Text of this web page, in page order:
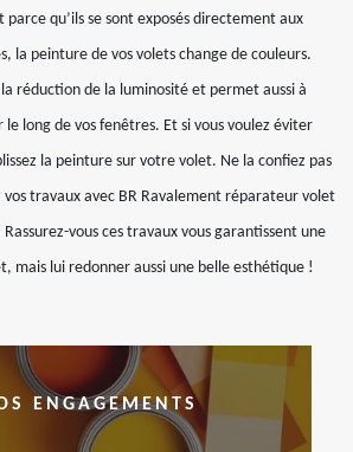
qu’ils se sont exposés directement aux
la peinture de vos volets change de couleurs.
réduction de la luminosité et permet aussi à
le long de vos fenêtres. Et si vous voulez éviter
la peinture sur votre volet. Ne la confiez pas
travaux avec BR Ravalement réparateur volet
vous ces travaux vous garantissent une
mais lui redonner aussi une belle esthétique !
ENGAGEMENTS